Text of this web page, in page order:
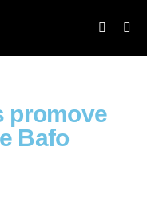
promove
Bafo